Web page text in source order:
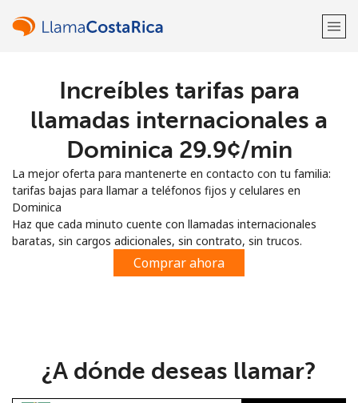
¡Bienvenido!
Regístrate con
o
Increíbles tarifas para
llamadas internacionales a
Dominica ⁦29.9¢⁩/min
La mejor oferta para mantenerte en contacto con tu familia:
tarifas bajas para llamar a teléfonos fijos y celulares en
Dominica
Haz que cada minuto cuente con llamadas internacionales
baratas, sin cargos adicionales, sin contrato, sin trucos.
Comprar ahora
¿A dónde deseas llamar?